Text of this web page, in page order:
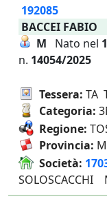
192085
BACCEI FABIO
M Nato nel
n. 14054/2025
Tessera: TA
Categoria:
Regione:
Provincia:
Società:
SOLOSCACCHI